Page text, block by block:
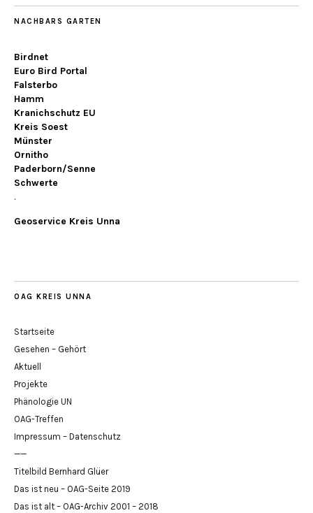
NACHBARS GARTEN
Birdnet
Euro Bird Portal
Falsterbo
Hamm
Kranichschutz EU
Kreis Soest
Münster
Ornitho
Paderborn/Senne
Schwerte
.
Geoservice Kreis Unna
OAG KREIS UNNA
Startseite
Gesehen – Gehört
Aktuell
Projekte
Phänologie UN
OAG-Treffen
Impressum – Datenschutz
——
Titelbild Bernhard Glüer
Das ist neu – OAG-Seite 2019
Das ist alt – OAG-Archiv 2001 – 2018